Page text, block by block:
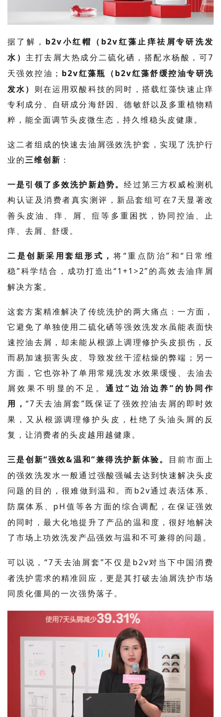
据了解， b2v小红帽（ b2v红藻止痒祛屑专研洗发
水） 主打去屑大热成分二硫化硒，搭配水杨酸，可7
天强效控油； b2v红藻瓶（b2v红藻舒缓控油专研洗
发水）
则在运用双酸科技的同时，搭载红藻快速止痒
专利成分、自研成分海舒因、德敏舒以及多重植物精
粹，能全面调节头皮微生态，持久维稳头皮健康。
这二者组成的快速去油屑强效洗护套，实现了洗护行
业的三维创新 ：
一是引领了多效洗护新趋势。经过第三方权威检测机
构认证及消费者真实测评，新品套组可在7天显著改
善头皮油、痒、屑、痘等多重困扰，协同控油、止
痒、去屑、舒缓。
二是创新采用套组形式， 将“重点防治”和“日常维
稳”科学结合，成功打造出“1+1>2”的高效去油痒屑
解决方案。
这套方案精准解决了传统洗护的两大痛点：一方面，
它避免了单独使用二硫化硒等强效洗发水虽能表面快
速控油去屑，却未能从根源上调理修护头皮损伤，反
而易加速损害头皮、导致发丝干涩枯燥的弊端；另一
方面，它也弥补了单用常规洗发水效果缓慢、去油去
屑效果不明显的不足。通过“边治边养”的协同作
用，“7天去油屑套”既保证了强效控油去屑的即时效
果，又从根源调理修护头皮，杜绝了头油头屑的反
复，让消费者的头皮越用越健康。
三是创新“强效&温和”兼得洗护新体验。
目前市面上
的强效洗发水一般通过强酸强碱去达到快速解决头皮
问题的目的，很难做到温和。而b2v通过表活体系、
防腐体系、 pH值等各方面的综合调配，在保证强效
的同时，最大化地提升了产品的温和度，很好地解决
了市场上功效洗发产品强效与温和不可兼得的问题。
可以说，“7天去油屑套”不仅是 b2v对当下中国消费
者洗护需求的精准回应，更是其打破去油屑洗护市场
同质化僵局的一次强势落子。